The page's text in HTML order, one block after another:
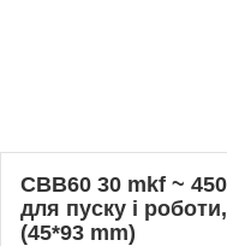
CBB60 30 mkf ~
для пуску і
(45*93 mm)